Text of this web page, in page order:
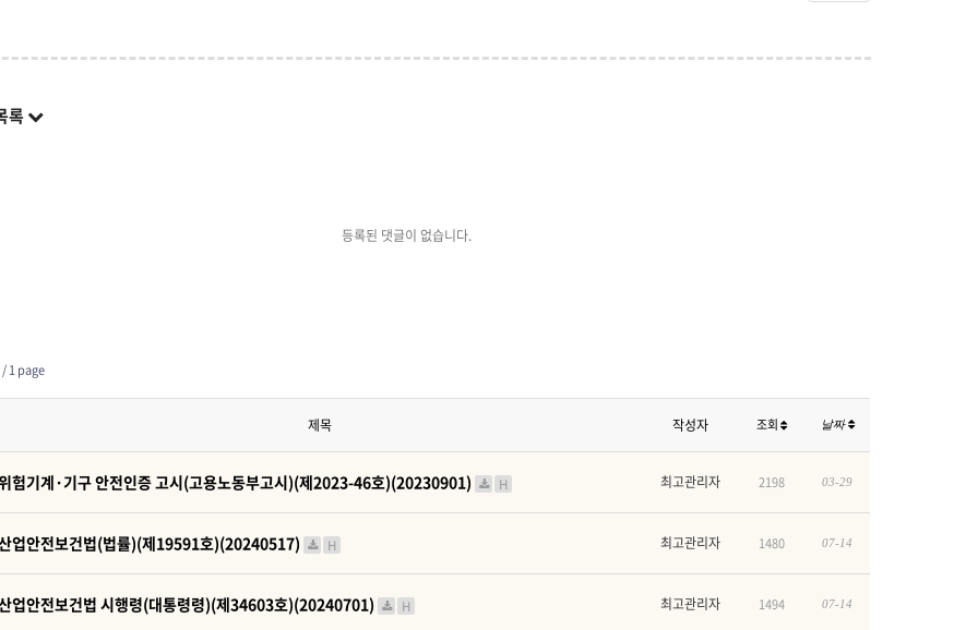
록
등록된 댓글이 없습니다.
/1 page
제목 작성자 조회 날짜
험기계·기구 안전인증 고시(고용노동부고시)(제2023-46호)(20230901) H 최고관리자 2198 03-29
업안전보건법(법률)(제19591호)(20240517) H 최고관리자 1480 07-14
업안전보건법 시행령(대통령령)(제34603호)(20240701) H 최고관리자 1494 07-14